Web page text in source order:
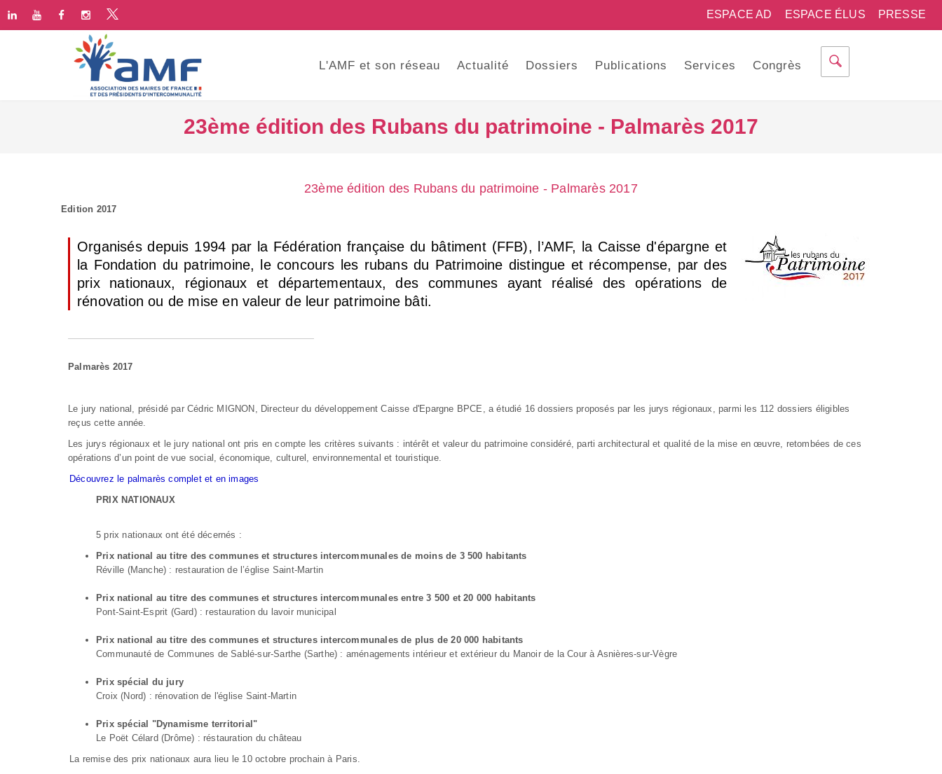
PRESSE
ESPACE ÉLUS
ESPACE AD
L'AMF et son réseau Actualité Dossiers Publications Services Congrès
23ème édition des Rubans du patrimoine - Palmarès 2017
23ème édition des Rubans du patrimoine - Palmarès 2017
Edition 2017
Organisés depuis 1994 par la Fédération française du bâtiment (FFB), l’AMF, la Caisse d'épargne et
la Fondation du patrimoine, le concours les rubans du Patrimoine distingue et récompense, par des
prix nationaux, régionaux et départementaux, des communes ayant réalisé des opérations de
rénovation ou de mise en valeur de leur patrimoine bâti.
Palmarès 2017
Le jury national, présidé par Cédric MIGNON, Directeur du développement Caisse d'Epargne BPCE, a étudié 16 dossiers proposés par les jurys régionaux, parmi les 112 dossiers éligibles
reçus cette année.
Les jurys régionaux et le jury national ont pris en compte les critères suivants : intérêt et valeur du patrimoine considéré, parti architectural et qualité de la mise en œuvre, retombées de ces
opérations d’un point de vue social, économique, culturel, environnemental et touristique.
Découvrez le palmarès complet et en images
PRIX NATIONAUX
5 prix nationaux ont été décernés :
Prix national au titre des communes et structures intercommunales de moins de 3 500 habitants
Réville (Manche) : restauration de l’église Saint-Martin
Prix national au titre des communes et structures intercommunales entre 3 500 et 20 000 habitants
Pont-Saint-Esprit (Gard) : restauration du lavoir municipal
Prix national au titre des communes et structures intercommunales de plus de 20 000 habitants
Communauté de Communes de Sablé-sur-Sarthe (Sarthe) : aménagements intérieur et extérieur du Manoir de la Cour à Asnières-sur-Vègre
Prix spécial du jury
Croix (Nord) : rénovation de l'église Saint-Martin
Prix spécial "Dynamisme territorial"
Le Poët Célard (Drôme) : réstauration du château
La remise des prix nationaux aura lieu le 10 octobre prochain à Paris.